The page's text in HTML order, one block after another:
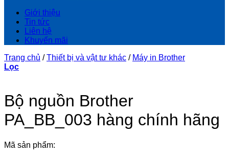
Giới thiệu
Tin tức
Liên hệ
Khuyến mãi
Trang chủ / Thiết bị và vật tư khác / Máy in Brother
Lọc
Bộ nguồn Brother
PA_BB_003 hàng chính hãng
Mã sản phẩm: